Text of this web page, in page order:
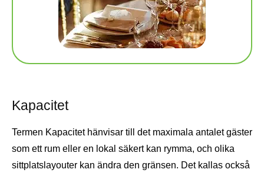
Kapacitet
Termen Kapacitet hänvisar till det maximala antalet gäster
som ett rum eller en lokal säkert kan rymma, och olika
sittplatslayouter kan ändra den gränsen. Det kallas också